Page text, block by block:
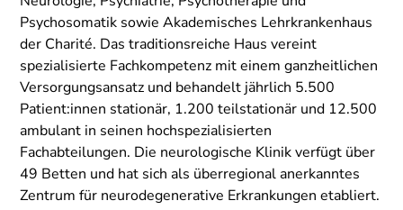
Psychosomatik sowie Akademisches Lehrkrankenhaus
der Charité. Das traditionsreiche Haus vereint
spezialisierte Fachkompetenz mit einem ganzheitlichen
Versorgungsansatz und behandelt jährlich 5.500
Patient:innen stationär, 1.200 teilstationär und 12.500
ambulant in seinen hochspezialisierten
Fachabteilungen. Die neurologische Klinik verfügt über
49 Betten und hat sich als überregional anerkanntes
Zentrum für neurodegenerative Erkrankungen etabliert.